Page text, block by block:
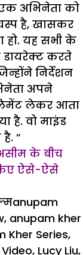
अभिनेता को
है, खासकर
हो. यह सभी के
डायरेक्ट करते
निर्देशन
अपने
लेकर आता
है. वो माइंड
”
के बीच
ऐसे-ऐसे
Tags
anupam
, anupam kher
Kher Series,
, Lucy Liu,